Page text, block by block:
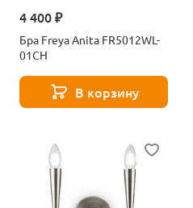
4 400 ₽
Бра Freya Anita FR5012WL-
01CH
В корзину